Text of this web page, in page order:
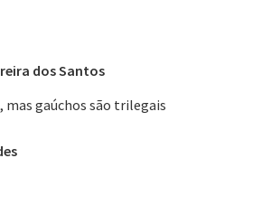
dos Santos
mas gaúchos são trilegais